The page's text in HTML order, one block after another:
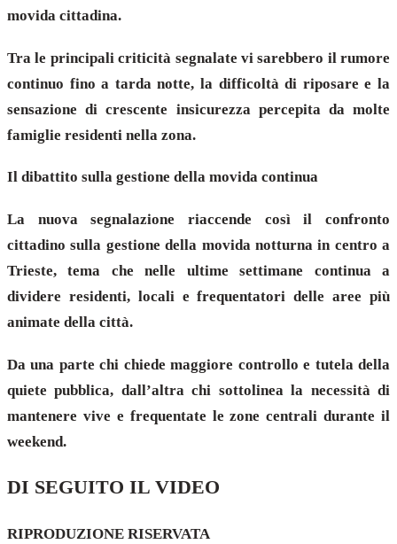
movida cittadina.
Tra le principali criticità segnalate vi sarebbero il rumore
continuo fino a tarda notte, la difficoltà di riposare e la
sensazione di crescente insicurezza percepita da molte
famiglie residenti nella zona.
Il dibattito sulla gestione della movida continua
La nuova segnalazione riaccende così il confronto
cittadino sulla gestione della movida notturna in centro a
Trieste, tema che nelle ultime settimane continua a
dividere residenti, locali e frequentatori delle aree più
animate della città.
Da una parte chi chiede maggiore controllo e tutela della
quiete pubblica, dall’altra chi sottolinea la necessità di
mantenere vive e frequentate le zone centrali durante il
weekend.
DI SEGUITO IL VIDEO
RIPRODUZIONE RISERVATA